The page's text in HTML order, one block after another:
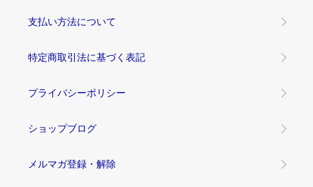
支払い方法について
特定商取引法に基づく表記
プライバシーポリシー
ショップブログ
メルマガ登録・解除